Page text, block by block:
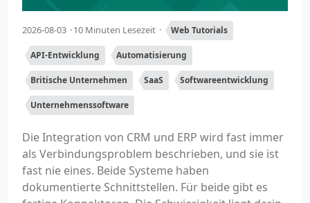
2026-08-03 10 Minuten Lesezeit Web Tutorials
API-Entwicklung Automatisierung
Britische Unternehmen SaaS Softwareentwicklung
Unternehmenssoftware
Die Integration von CRM und ERP wird fast immer
als Verbindungsproblem beschrieben, und sie ist
fast nie eines. Beide Systeme haben
dokumentierte Schnittstellen. Für beide gibt es